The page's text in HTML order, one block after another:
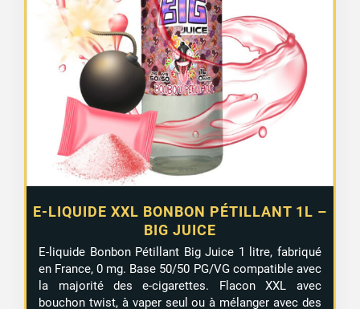
E-LIQUIDE XXL BONBON PÉTILLANT 1L –
BIG JUICE
E-liquide Bonbon Pétillant Big Juice 1 litre, fabriqué
en France, 0 mg. Base 50/50 PG/VG compatible avec
la majorité des e-cigarettes. Flacon XXL avec
bouchon twist, à vaper seul ou à mélanger avec des